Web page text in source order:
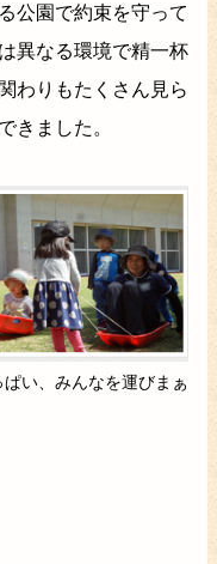
公園で約束を守って
異なる環境で精一杯
わりもたくさん見ら
きました。
ぱい、みんなを運びまぁ